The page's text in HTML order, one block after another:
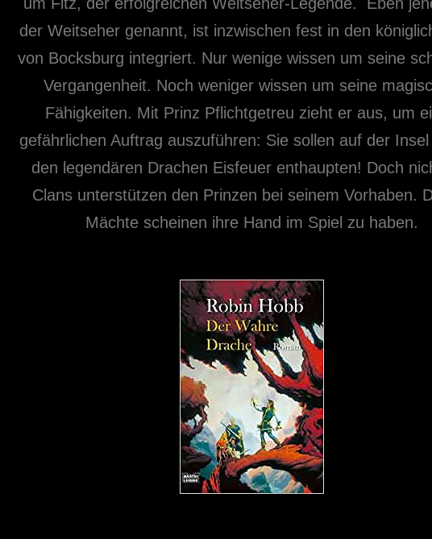
der Weitseher genannt, ist inzwischen fest in den
von Bocksburg integriert. Nur wenige wissen um seine
Vergangenheit. Noch weniger wissen um seine
Fähigkeiten. Mit Prinz Pflichtgetreu zieht er aus, um
gefährlichen Auftrag auszuführen: Sie sollen auf der Insel
den legendären Drachen Eisfeuer enthaupten! Doch
Clans unterstützen den Prinzen bei seinem Vorhaben.
Mächte scheinen ihre Hand im Spiel zu haben.